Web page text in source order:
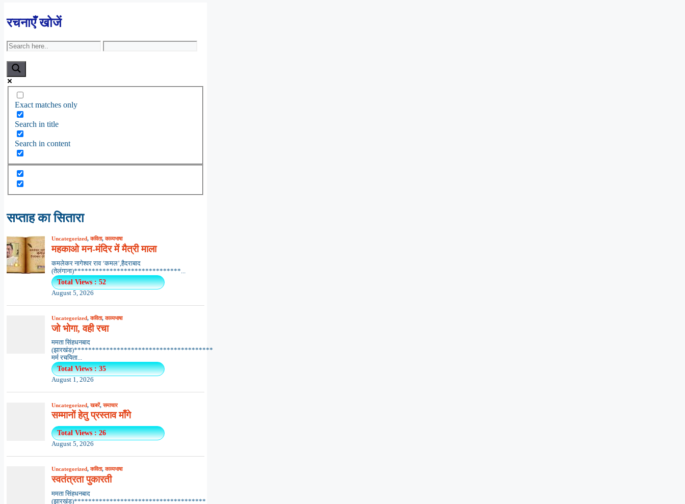
रचनाएँ खोजें
Exact matches only
Search in title
Search in content
सप्ताह का सितारा
Uncategorized,कविता,काव्यभाषा
महकाओ मन-मंदिर में मैत्री माला
कमलेकर नागेश्वर राव ‘कमल’,हैदराबाद
(तेलंगाना)******************************...
Total Views : 52
August 5, 2026
Uncategorized,कविता,काव्यभाषा
जो भोगा, वही रचा
ममता सिंहधनबाद
(झारखंड)***************************************
मर्म रचयिता...
Total Views : 35
August 1, 2026
Uncategorized,खबरें,समाचार
सम्मानों हेतु प्रस्ताव माँगे
Total Views : 26
August 5, 2026
Uncategorized,कविता,काव्यभाषा
स्वतंत्रता पुकारती
ममता सिंहधनबाद
(झारखंड)*************************************